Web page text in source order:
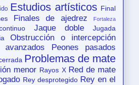
Estudios artísticos Final
Finales de ajedrez Fortaleza
Jaque doble
Jugada
Obstrucción o intercepción
avanzados
Peones pasados
Problemas de mate
menor Rayos X Red de mate
Rey desprotegido Rey en el